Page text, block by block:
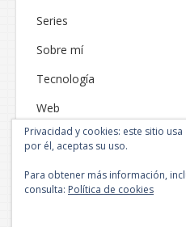
Series
Sobre mí
Tecnología
Web
Privacidad y cookies: este sitio
por él, aceptas su uso.
Para obtener más información,
consulta: Política de cookies